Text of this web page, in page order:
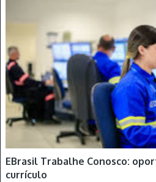
EBrasil Trabalhe Conosco:
currículo